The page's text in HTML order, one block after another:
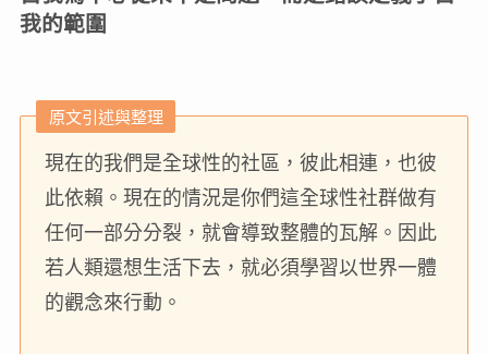
我的範圍
原文引述與整理
現在的我們是全球性的社區，彼此相連，也彼
此依賴。現在的情況是你們這全球性社群做有
任何一部分分裂，就會導致整體的瓦解。因此
若人類還想生活下去，就必須學習以世界一體
的觀念來行動。